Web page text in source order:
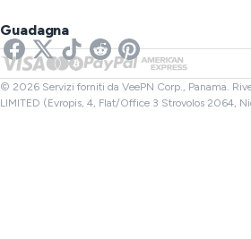
VPN per Streaming
VPN per Netflix
SMS online
Controllo Link
Controllo File
VPN Regno Unito
VPN Canada
VPN Turchia
Guadagna
Affiliati
© 2026 Servizi forniti da VeePN Corp., Panama.
LIMITED (Evropis, 4, Flat/Office 3 Strovolos 2064,